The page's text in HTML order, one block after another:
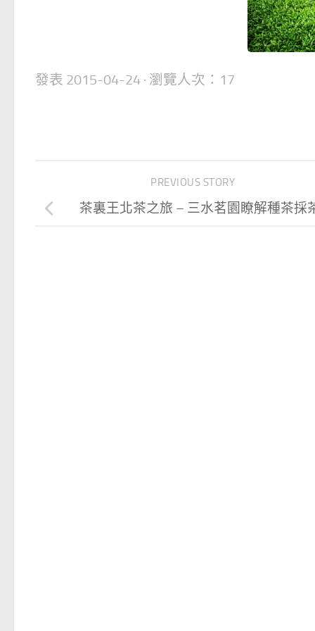
發表 2015-04-24 · 瀏覽人次：17
PREVIOUS STORY
茶裏王北茶之旅 – 三水茗園瞭解種茶採